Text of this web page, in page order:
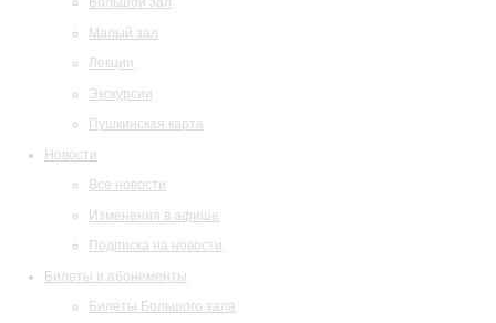
Малый зал
Лекции
Экскурсии
Пушкинская карта
Новости
Все новости
Изменения в афише
Подписка на новости
Билеты и абонементы
Билеты Большого зала